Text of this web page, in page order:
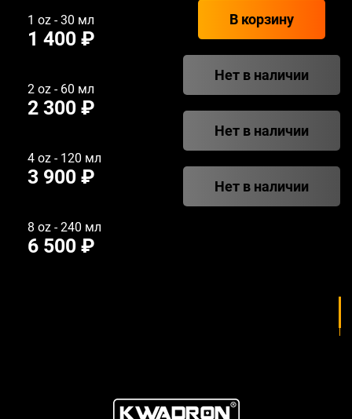
1 oz - 30 мл
1 400 ₽
2 oz - 60 мл
2 300 ₽
4 oz - 120 мл
3 900 ₽
8 oz - 240 мл
6 500 ₽
В корзину
Нет в наличии
Нет в наличии
Нет в наличии